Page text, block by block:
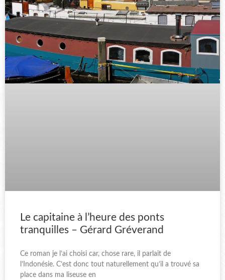
Le capitaine à l’heure des ponts
tranquilles – Gérard Gréverand
Ce roman je l’ai choisi car, chose rare, il parlait de
l’Indonésie. C’est donc tout naturellement qu’il a trouvé sa
place dans ma liseuse en